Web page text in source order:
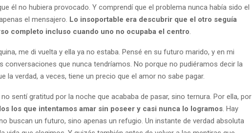
él no hubiera provocado. Y comprendí que el problema nunca había sido el
el mensajero. Lo insoportable era descubrir que el otro seguía
completo incluso cuando uno no ocupaba el centro.
me di vuelta y ella ya no estaba. Pensé en su futuro marido, y en mi
conversaciones que nunca tendríamos. No porque no pudiéramos decir la
la verdad, a veces, tiene un precio que el amor no sabe pagar.
sentí gratitud por la noche que acababa de pasar, sino ternura. Por ella, por
los que intentamos amar sin poseer y casi nunca lo logramos. Hay
buscan un futuro, sino apenas un refugio. Un instante de verdad absoluta